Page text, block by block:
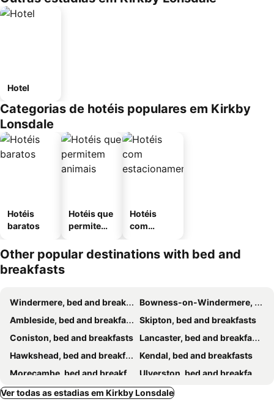
Hotel
Categorias de hotéis populares em Kirkby
Lonsdale
Hotéis
baratos
Hotéis que
permitem
Hotéis
com
mento
Other popular destinations with bed and
breakfasts
Windermere, bed and breakfasts
Bowness-on-Windermere, bed and breakfasts
Ambleside, bed and breakfasts
Skipton, bed and breakfasts
Coniston, bed and breakfasts Lancaster, bed and breakfasts
Hawkshead, bed and breakfasts
Kendal, bed and breakfasts
Morecambe, bed and breakfasts
Ulverston, bed and breakfasts
Grasmere, bed and breakfasts
Ingleton, bed and breakfasts
Ver todas as estadias em Kirkby Lonsdale